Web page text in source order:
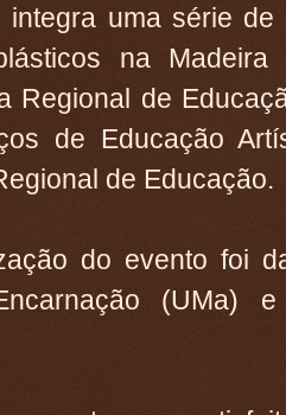
integra uma série
na
Regional de
de Educação
de Educação.
do evento foi
(UMa)